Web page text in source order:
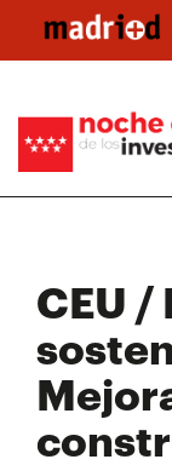
contenido
CEU /